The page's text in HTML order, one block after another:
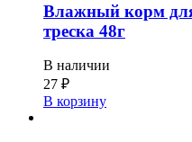
Влажный корм
треска 48г
В наличии
27 ₽
В корзину